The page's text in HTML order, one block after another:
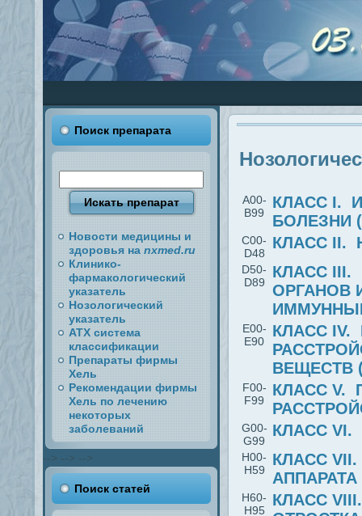
Поиск препарата
Новости медицины и
здоровья наnxmed.ru
Клинико-
фармакологический
указатель
Нозологический
указатель
АТХ система
классификации
Препараты фирмы
Хель
Рекомендации фирмы
Хель по лечению
некоторых
заболеваний
--> --> -->
Поиск статей
A00-
B99
КЛАСС I.
БОЛЕЗНИ
C00-
D48
КЛАСС II.
D50-
D89
КЛАСС III.
ОРГАНОВ
E00-
E90
КЛАСС
ВЕЩЕСТВ
F00-
F99
КЛАСС V.
G00-
G99
КЛАСС VI.
H00-
H59
КЛАСС
АППАРАТА
H60-
H95
КЛАСС